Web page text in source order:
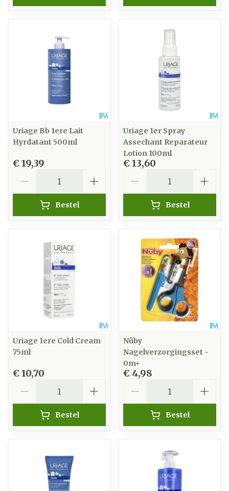
Uriage Bb 1ere Lait
Hyrdatant 500ml
€ 19,39
Bestel
Uriage 1er Spray
Assechant Reparateur
Lotion 100ml
€ 13,60
Bestel
Uriage 1ere Cold Cream
75ml
€ 10,70
Bestel
Nûby
Nagelverzorgingsset -
0m+
€ 4,98
Bestel